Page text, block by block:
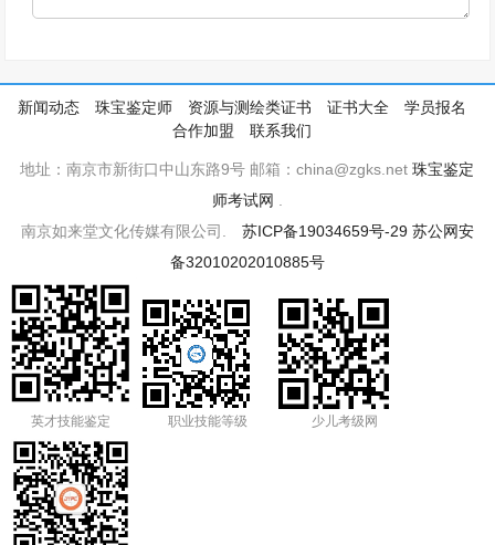
新闻动态 珠宝鉴定师 资源与测绘类证书 证书大全
学员报名
合作加盟
联系我们
地址：南京市新街口中山东路9号 邮箱：china@zgks.net珠宝鉴定
师考试网
南京如来堂文化传媒有限公司. 苏ICP备19034659号-29 苏公网安
备32010202010885号
英才技能鉴定 职业技能等级 少儿考级网